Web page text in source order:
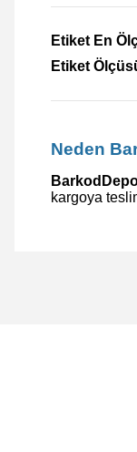
Etiket En
Etiket
Neden
kargoya